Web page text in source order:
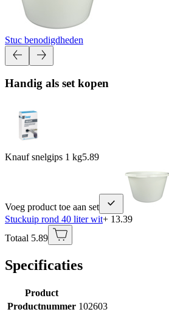
Stuc benodigdheden
Handig als set kopen
Knauf snelgips 1 kg5.89
Voeg product toe aan set
Stuckuip rond 40 liter wit+ 13.39
Totaal 5.89
Specificaties
Product
Productnummer 102603